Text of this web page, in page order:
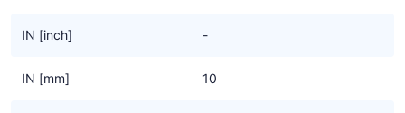
IN [inch] -
IN [mm] 10